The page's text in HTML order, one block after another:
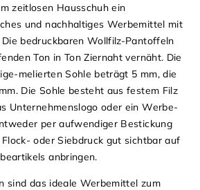
zeitlosen Hausschuh ein
und nachhaltiges Werbemittel mit
bedruckbaren Wollfilz-Pantoffeln
Ton in Ton Ziernaht vernäht. Die
melierten Sohle beträgt 5 mm, die
Die Sohle besteht aus festem Filz
Unternehmenslogo oder ein Werbe-
per aufwendiger Bestickung
oder Siebdruck gut sichtbar auf
anbringen.
sind das ideale Werbemittel zum